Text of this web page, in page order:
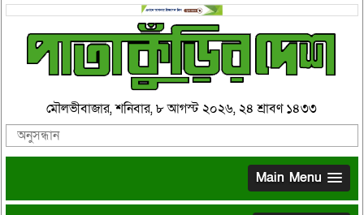
মৌলভীবাজার, শনিবার, ৮ আগস্ট ২০২৬, ২৪ শ্রাবণ ১৪৩৩
Main Menu